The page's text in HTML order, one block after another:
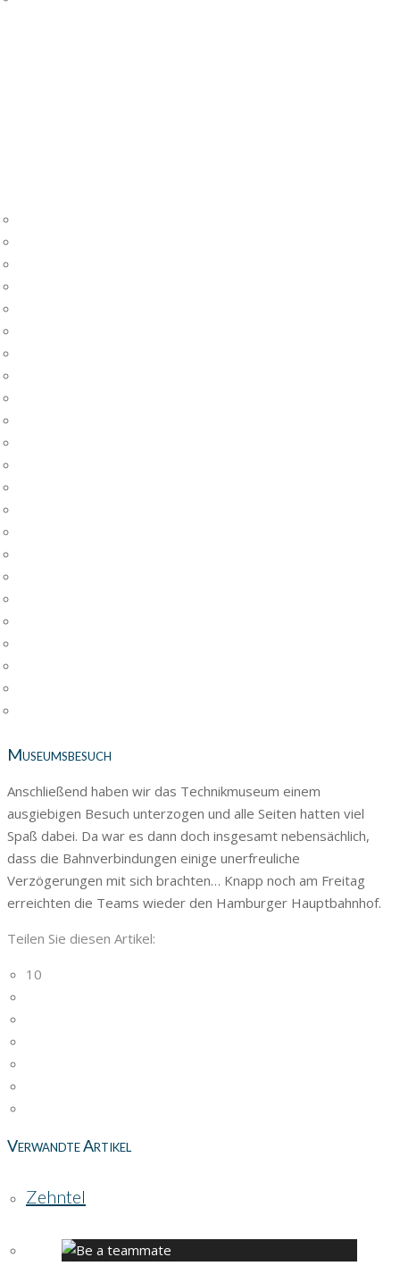
Museumsbesuch
Anschließend haben wir das Technikmuseum einem
ausgiebigen Besuch unterzogen und alle Seiten hatten viel
Spaß dabei. Da war es dann doch insgesamt nebensächlich,
dass die Bahnverbindungen einige unerfreuliche
Verzögerungen mit sich brachten… Knapp noch am Freitag
erreichten die Teams wieder den Hamburger Hauptbahnhof.
Teilen Sie diesen Artikel:
10
Verwandte Artikel
Zehntel